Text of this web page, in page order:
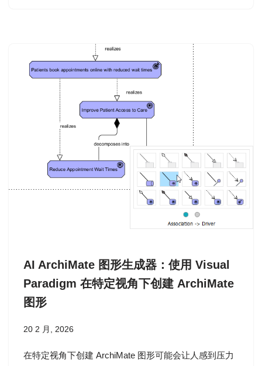
AI ArchiMate 图形生成器：使用 Visual
Paradigm 在特定视角下创建 ArchiMate
图形
20 2 月, 2026
在特定视角下创建 ArchiMate 图形可能会让人感到压力